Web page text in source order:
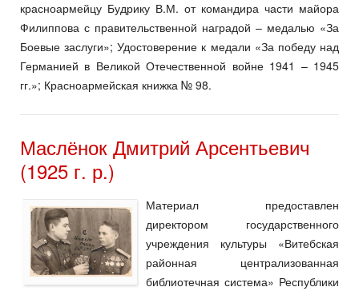
красноармейцу Будрику В.М. от командира части майора
Филиппова с правительственной наградой – медалью «За
Боевые заслуги»; Удостоверение к медали «За победу над
Германией в Великой Отечественной войне 1941 – 1945
гг.»; Красноармейская книжка № 98.
Маслёнок Дмитрий Арсентьевич
(1925 г. р.)
Материал предоставлен
директором государственного
учреждения культуры «Витебская
районная централизованная
библиотечная система» Республики